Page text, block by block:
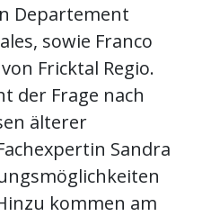
Departement
sowie Franco
Fricktal Regio.
der Frage nach
älterer
Sandra
kommen am